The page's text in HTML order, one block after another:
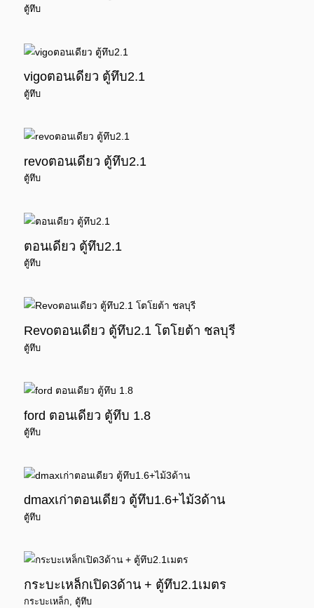
ตู้ทึบ
vigoตอนเดียว ตู้ทึบ2.1
ตู้ทึบ
revoตอนเดียว ตู้ทึบ2.1
ตู้ทึบ
ตอนเดียว ตู้ทึบ2.1
ตู้ทึบ
Revoตอนเดียว ตู้ทึบ2.1 โตโยต้า ชลบุรี
ตู้ทึบ
ford ตอนเดียว ตู้ทึบ 1.8
ตู้ทึบ
dmaxเก่าตอนเดียว ตู้ทึบ1.6+ไม้3ด้าน
ตู้ทึบ
กระบะเหล็กเปิด3ด้าน + ตู้ทึบ2.1เมตร
กระบะเหล็ก, ตู้ทึบ